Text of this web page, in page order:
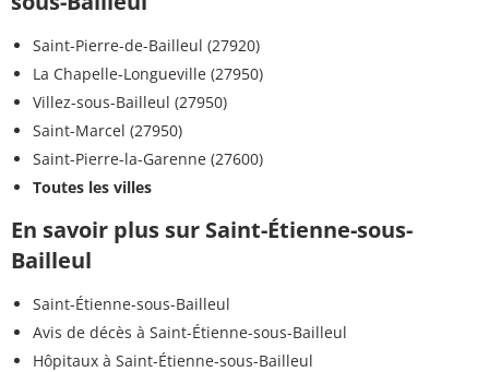
Saint-Pierre-de-Bailleul (27920)
La Chapelle-Longueville (27950)
Villez-sous-Bailleul (27950)
Saint-Marcel (27950)
Saint-Pierre-la-Garenne (27600)
Toutes les villes
En savoir plus sur Saint-Étienne-sous-
Bailleul
Saint-Étienne-sous-Bailleul
Avis de décès à Saint-Étienne-sous-Bailleul
Hôpitaux à Saint-Étienne-sous-Bailleul